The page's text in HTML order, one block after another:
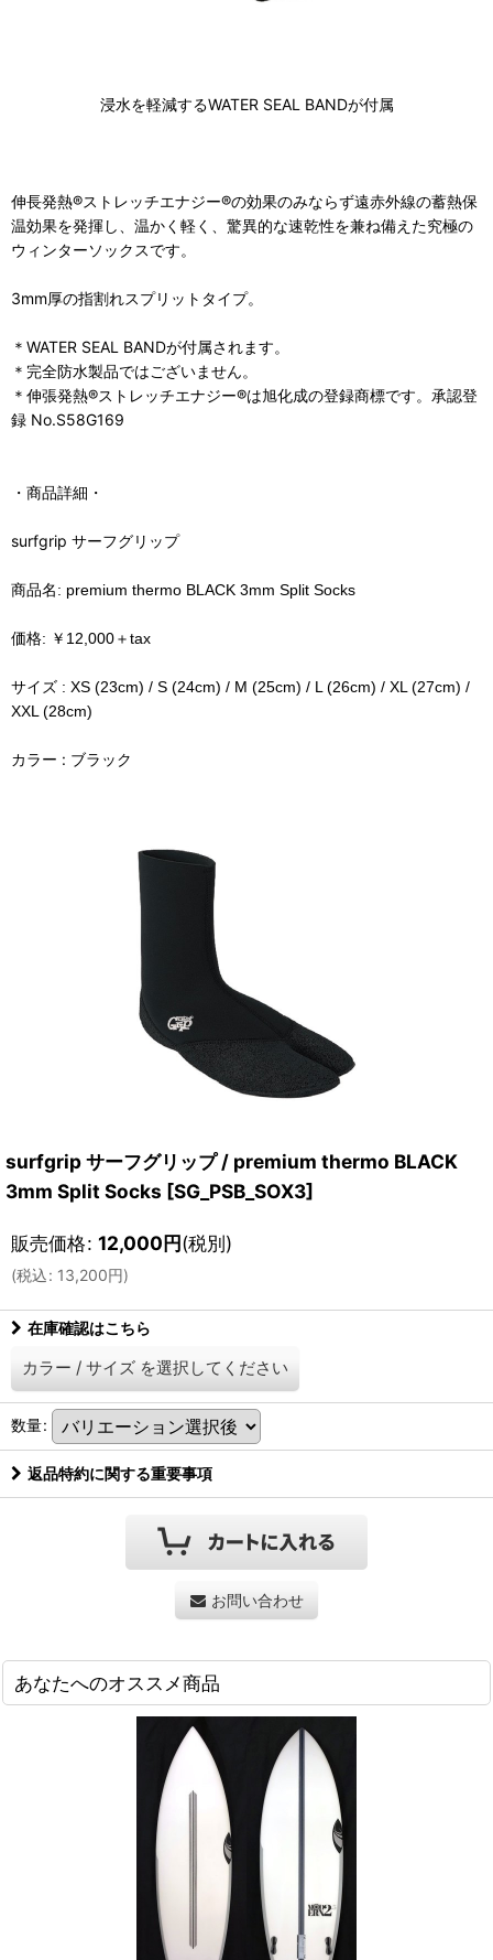
浸水を軽減するWATER SEAL BANDが付属
伸長発熱®️ストレッチエナジー®️の効果のみならず遠赤外線の蓄熱保
温効果を発揮し、温かく軽く、驚異的な速乾性を兼ね備えた究極の
ウィンターソックスです。
3mm厚の指割れスプリットタイプ。
＊WATER SEAL BANDが付属されます。
＊完全防水製品ではございません。
＊伸張発熱®︎ストレッチエナジー®︎は旭化成の登録商標です。承認登
録 No.S58G169
・商品詳細・
surfgrip サーフグリップ
商品名: premium thermo BLACK 3mm Split Socks
価格: ￥12,000＋tax
サイズ : XS (23cm) / S (24cm) / M (25cm) / L (26cm) / XL (27cm) /
XXL (28cm)
カラー : ブラック
surfgrip サーフグリップ / premium thermo BLACK
3mm Split Socks [SG_PSB_SOX3]
販売価格: 12,000円(税別)
(税込: 13,200円)
在庫確認はこちら
カラー / サイズ を選択してください
数量:
返品特約に関する重要事項
お問い合わせ
あなたへのオススメ商品